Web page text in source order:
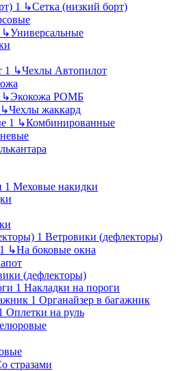
↳Сетка (низкий борт)
↳Универсальные
↳Чехлы Автопилот
↳Экокожа РОМБ
↳Чехлы жаккард
↳Комбинированные
Меховые накидки
Ветровики (дефлекторы)
↳На боковые окна
(дефлекторы)
Накладки на пороги
Органайзер в багажник
Оплетки на руль
стразами